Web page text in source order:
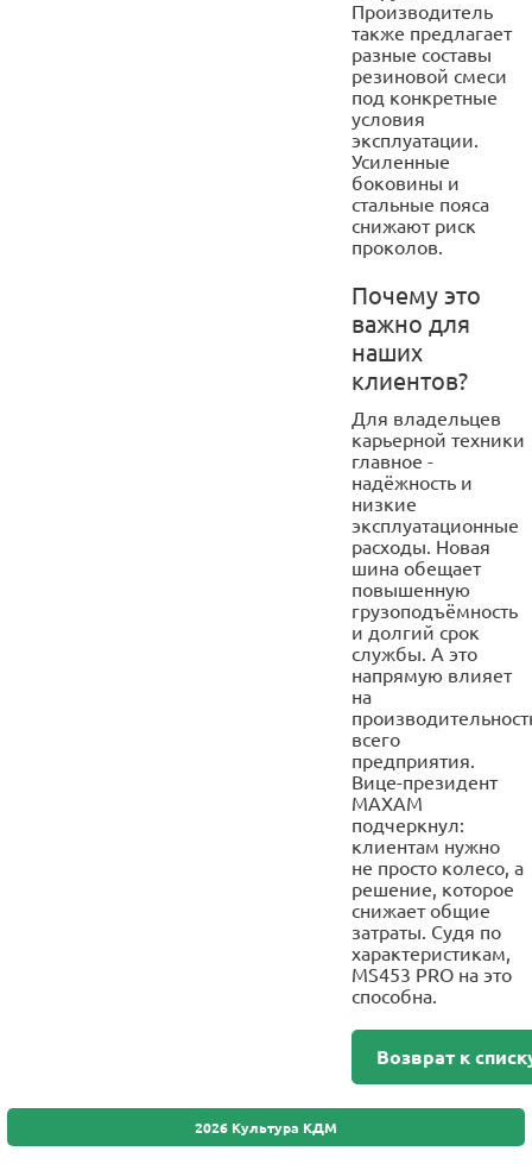
Производитель
также предлагает
разные составы
резиновой смеси
под конкретные
условия
эксплуатации.
Усиленные
боковины и
стальные пояса
снижают риск
проколов.
Почему это
важно для
наших
клиентов?
Для владельцев
карьерной техники
главное -
надёжность и
низкие
эксплуатационные
расходы. Новая
шина обещает
повышенную
грузоподъёмность
и долгий срок
службы. А это
напрямую влияет
на
всего
предприятия.
Вице-президент
MAXAM
подчеркнул:
клиентам нужно
не просто колесо, а
решение, которое
снижает общие
затраты. Судя по
характеристикам,
MS453 PRO на это
способна.
Возврат к
2026 Культура КДМ